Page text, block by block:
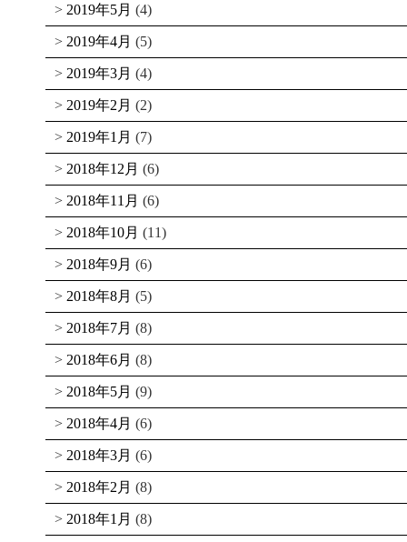
2019年5月 (4)
2019年4月 (5)
2019年3月 (4)
2019年2月 (2)
2019年1月 (7)
2018年12月 (6)
2018年11月 (6)
2018年10月 (11)
2018年9月 (6)
2018年8月 (5)
2018年7月 (8)
2018年6月 (8)
2018年5月 (9)
2018年4月 (6)
2018年3月 (6)
2018年2月 (8)
2018年1月 (8)